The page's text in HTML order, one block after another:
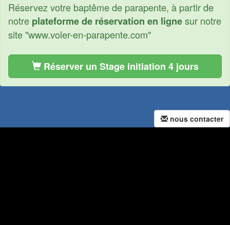
Réservez votre baptême de parapente, à partir de
notre plateforme de réservation en lignesur notre
site "www.voler-en-parapente.com"
Réserver un Stage initiation 4 jours
nous contacter